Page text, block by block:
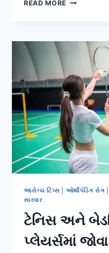
READ MORE
રહેવાને
કમરના
દુખાવાના
ઉપાયો
આરોગ્ય ટિપ્સ ઓર્થોપેડિક રોગ
સારવાર
ટેનિસ અને
પ્લેયર્સમાં